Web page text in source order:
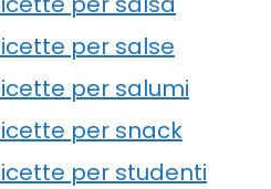
per salse
per salumi
per snack
per studenti